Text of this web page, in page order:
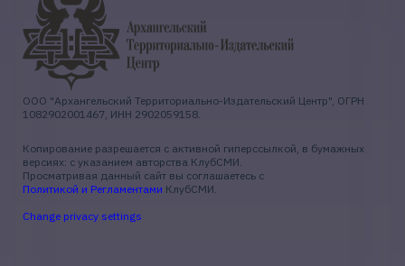
ООО "Архангельский Территориально-Издательский Центр", ОГРН
1082902001467, ИНН 2902059158.
Копирование разрешается с активной гиперссылкой, в бумажных
версиях: с указанием авторства КлубСМИ.
Просматривая данный сайт вы соглашаетесь с
Политикой и Регламентами КлубСМИ.
Change privacy settings